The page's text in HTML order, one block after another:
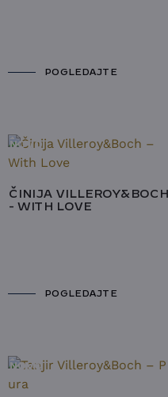
POGLEDAJTE
NOVO
ČINIJA VILLEROY&BOCH
- WITH LOVE
POGLEDAJTE
NOVO